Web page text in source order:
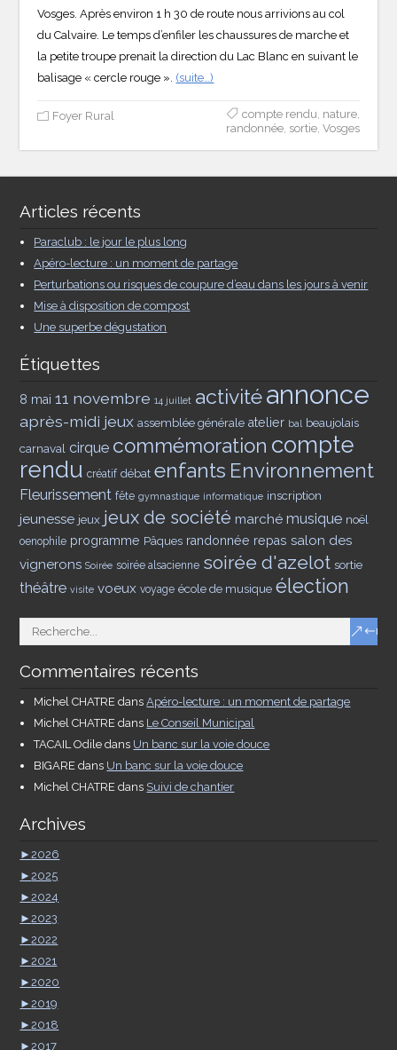
Vosges. Après environ 1 h 30 de route nous arrivions au col
du Calvaire. Le temps d’enfiler les chaussures de marche et
la petite troupe prenait la direction du Lac Blanc en suivant le
balisage « cercle rouge ». (suite…)
Foyer Rural compte rendu nature,
randonnée, sortie, Vosges
Articles récents
Paraclub : le jour le plus long
Apéro-lecture : un moment de partage
Perturbations ou risques de coupure d’eau dans les jours à venir
Mise à disposition de compost
Une superbe dégustation
Étiquettes
8 mai 11 novembre 14 juillet activitéannonce
après-midi jeux assemblée générale atelier bal beaujolais
carnaval cirque commémoration compte
rendu créatif débat enfants Environnement
Fleurissement fête gymnastique informatique inscription
jeunesse jeux jeux de société marché musique noël
oenophile programme Pâques randonnée repas salon des
vignerons Soirée soirée alsacienne soirée d'azelot sortie
théâtre visite voeux voyage école de musique élection
Commentaires récents
Michel CHATRE dansApéro-lecture : un moment de partage
Michel CHATRE dans Le Conseil Municipal
TACAIL Odile dans Un banc sur la voie douce
BIGARE dans Un banc sur la voie douce
Michel CHATRE dans Suivi de chantier
Archives
►2026
►2025
►2024
►2023
►2022
►2021
►2020
►2019
►2018
►2017